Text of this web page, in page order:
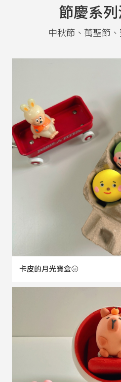
節慶系
中秋節、萬聖節
卡皮的月光寶盒🌝